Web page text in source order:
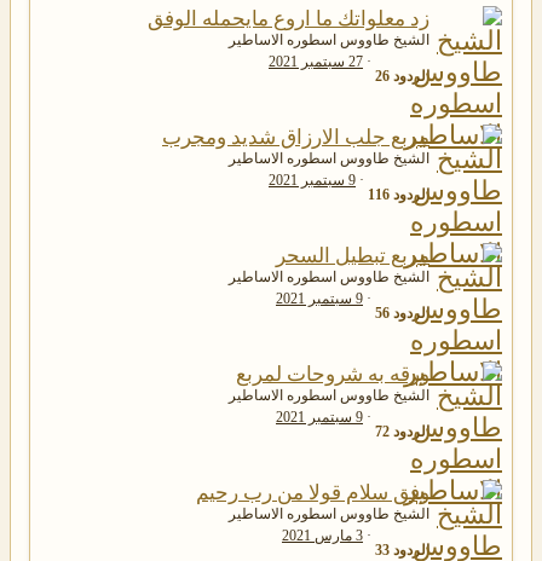
زد معلواتك ما اروع مايحمله الوفق
الشيخ طاووس اسطوره الاساطير
الردود 26
27 سبتمبر 2021
مربع جلب الارزاق شديد ومجرب
الشيخ طاووس اسطوره الاساطير
الردود 116
9 سبتمبر 2021
مربع تبطيل السحر
الشيخ طاووس اسطوره الاساطير
الردود 56
9 سبتمبر 2021
ورقه به شروحات لمربع
الشيخ طاووس اسطوره الاساطير
الردود 72
9 سبتمبر 2021
وفق سلام قولا من رب رحيم
الشيخ طاووس اسطوره الاساطير
الردود 33
3 مارس 2021